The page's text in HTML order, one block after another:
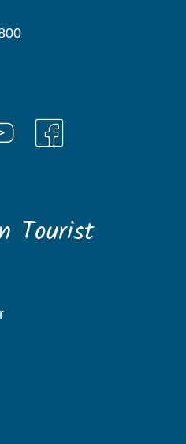
Tourist